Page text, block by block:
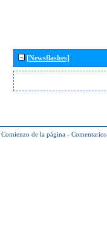
[Newsflashes]
Comienzo de la página - Comentarios